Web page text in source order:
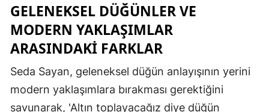
Siirt
Sinop
GELENEKSEL DÜĞÜNLER VE
MODERN YAKLAŞIMLAR
ARASINDAKI FARKLAR
Seda Sayan, geleneksel düğün anlayışının yerini
modern yaklaşımlara bırakması gerektiğini
savunarak, 'Altın toplayacağız diye düğün